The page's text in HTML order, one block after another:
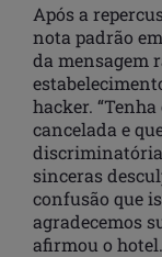
Após a
nota padrão
da mensagem
hacker.
cancelada e
sinceras
confusão que
agradecemos
afirmou o hotel.